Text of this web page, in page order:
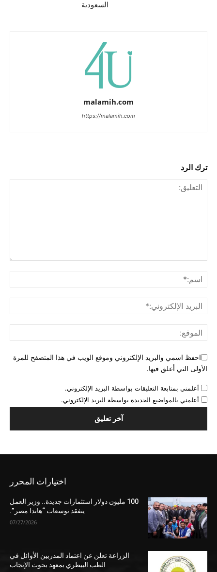
السعودية
malamih.com
https://malamih.com
ترك الرد
احفظ اسمي والبريد الإلكتروني وموقع الويب في هذا المتصفح للمرة
الأولى التي أعلق فيها.
أعلمني بمتابعة التعليقات بواسطة البريد الإلكتروني.
أعلمني بالمواضيع الجديدة بواسطة البريد الإلكتروني.
اختيارات المحرر
100 مليون دولار استثمارات جديدة.. وزير العمل
يتفقد توسعات “هاندا مصر”.
07/27/2026
الزراعة تعلن عن اعتماد المدربين الأوائل في
الطب البيطري بمعهد بحوث الإنجاب